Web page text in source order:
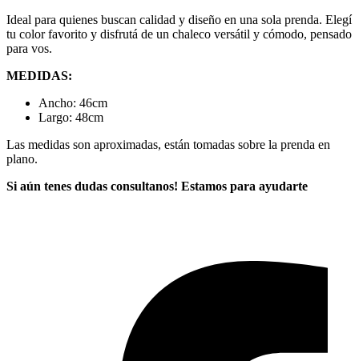
Ideal para quienes buscan calidad y diseño en una sola prenda. Elegí
tu color favorito y disfrutá de un chaleco versátil y cómodo, pensado
para vos.
MEDIDAS:
Ancho: 46cm
Largo: 48cm
Las medidas son aproximadas, están tomadas sobre la prenda en
plano.
Si aún tenes dudas consultanos! Estamos para ayudarte